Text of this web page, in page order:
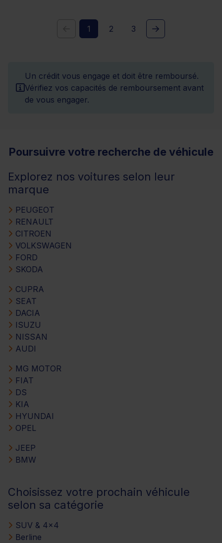
1 2 3
Un crédit vous engage et doit être remboursé.
Vérifiez vos capacités de remboursement avant
de vous engager.
Poursuivre votre recherche de véhicule
Explorez nos voitures selon leur
marque
PEUGEOT
RENAULT
CITROEN
VOLKSWAGEN
FORD
SKODA
CUPRA
SEAT
DACIA
ISUZU
NISSAN
AUDI
MG MOTOR
FIAT
DS
KIA
HYUNDAI
OPEL
JEEP
BMW
Choisissez votre prochain véhicule
selon sa catégorie
SUV & 4x4
Berline